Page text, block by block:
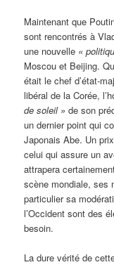
Maintenant que
sont rencontrés à
une nouvelle «
Moscou et Beijing.
était le chef d’état-
libéral de la Corée,
de soleil » de son
un dernier point qui
Japonais Abe. Un
celui qui assure un
attrapera
scène mondiale, ses
particulier sa
l’Occident sont des
besoin.
La dure vérité de